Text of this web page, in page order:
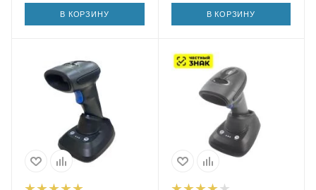
В КОРЗИНУ В КОРЗИНУ